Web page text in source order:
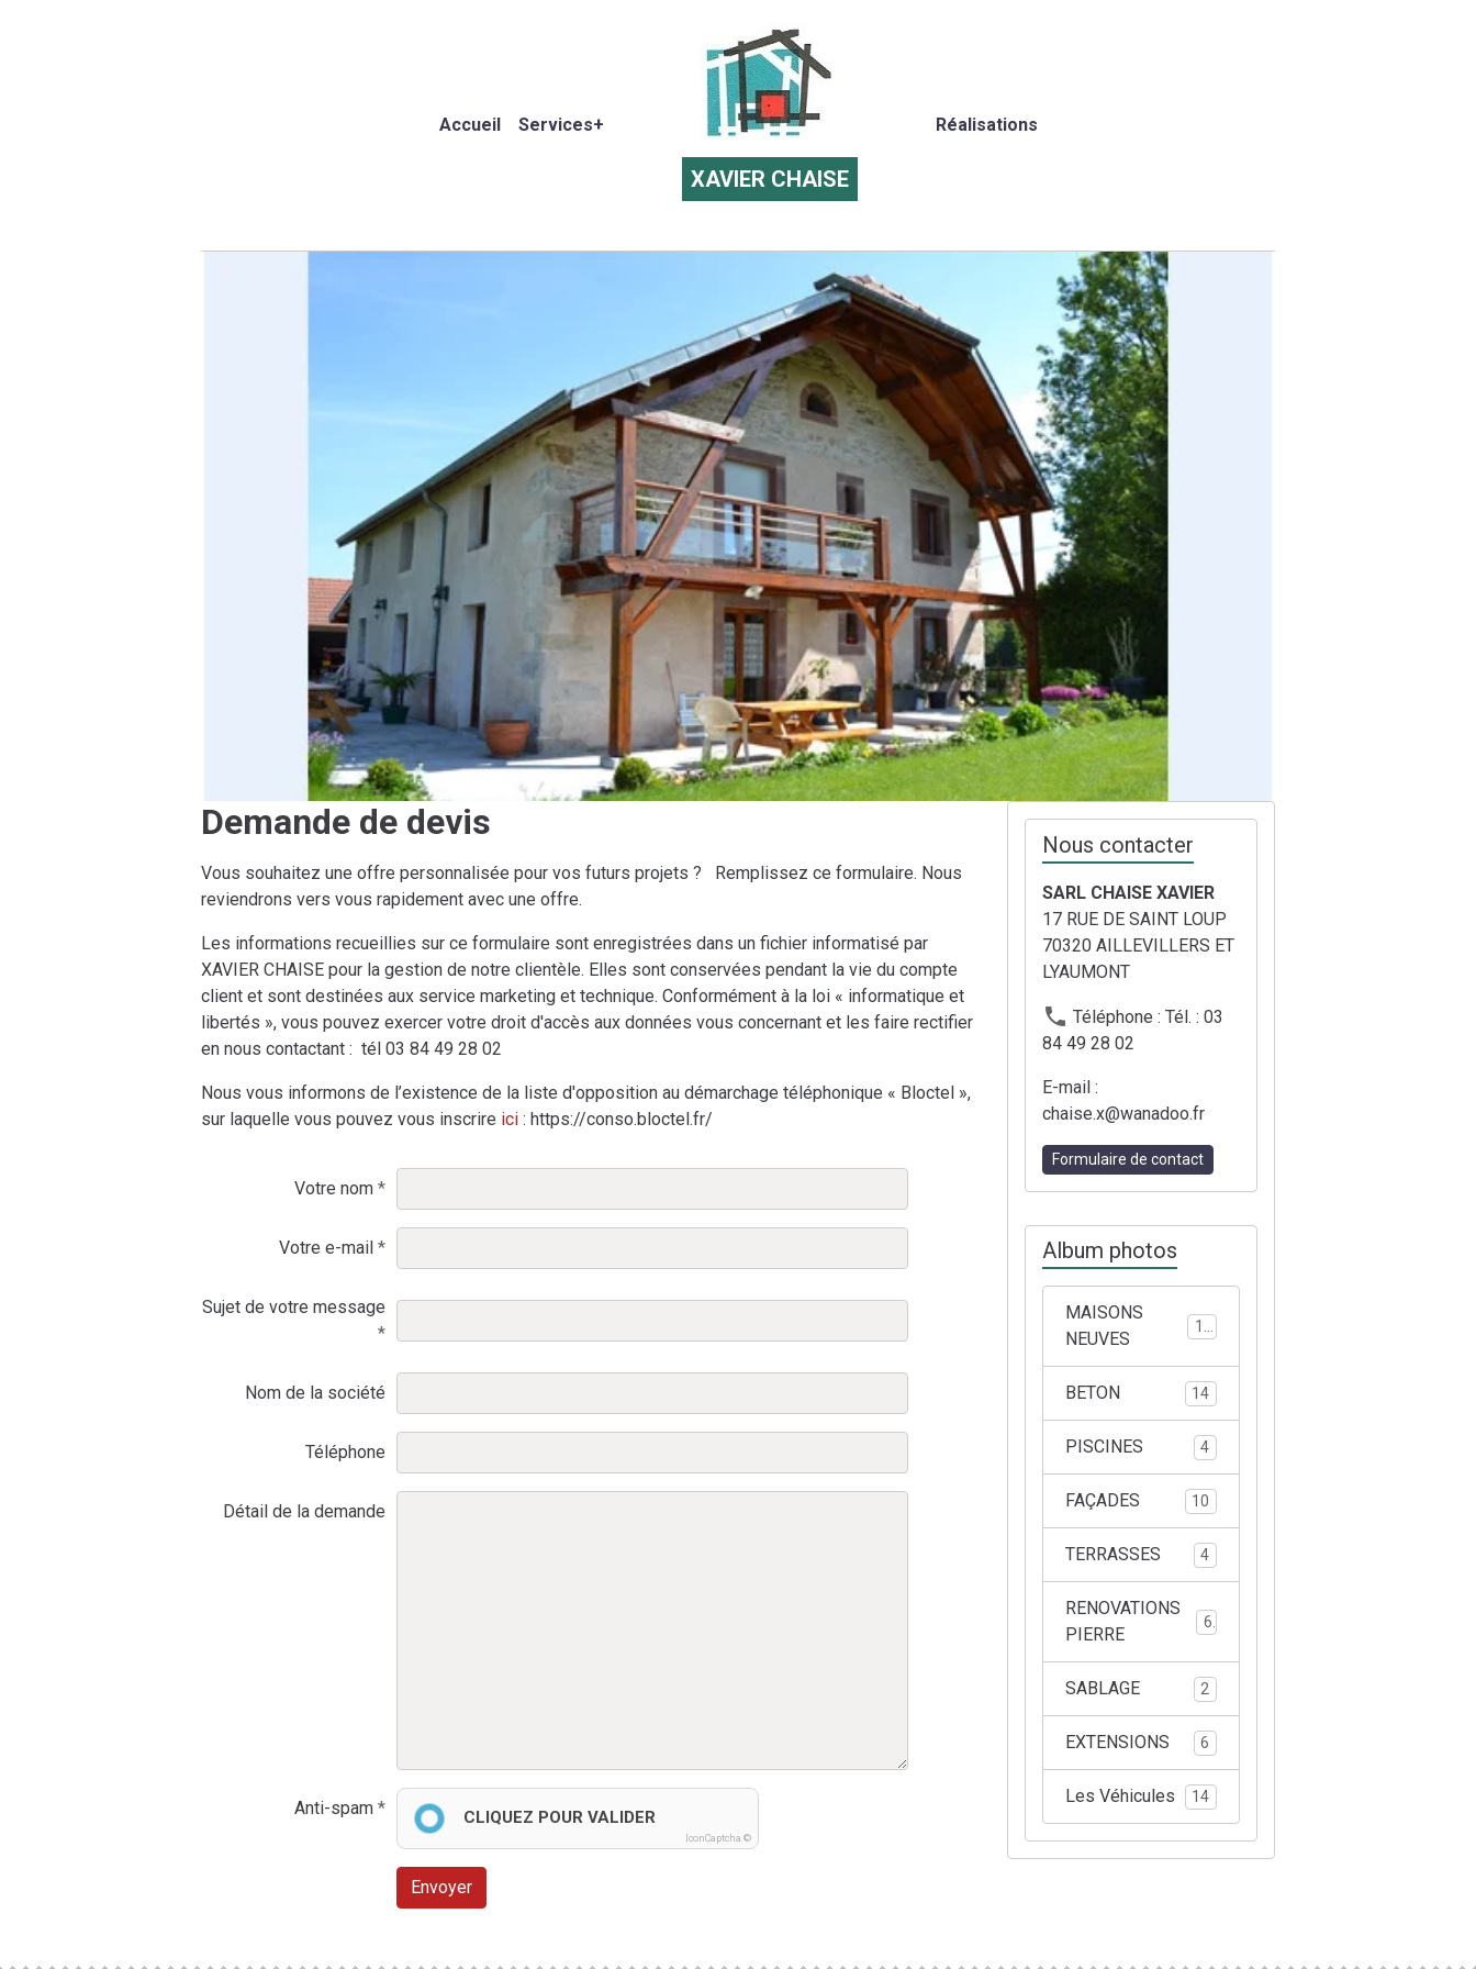
Accueil Services+
XAVIER CHAISE
Réalisations
Demande de devis
Vous souhaitez une offre personnalisée pour vos futurs projets ? Remplissez ce formulaire. Nous
reviendrons vers vous rapidement avec une offre.
Les informations recueillies sur ce formulaire sont enregistrées dans un fichier informatisé par
XAVIER CHAISE pour la gestion de notre clientèle. Elles sont conservées pendant la vie du compte
client et sont destinées aux service marketing et technique. Conformément à la loi « informatique et
libertés », vous pouvez exercer votre droit d'accès aux données vous concernant et les faire rectifier
en nous contactant : tél 03 84 49 28 02
Nous vous informons de l’existence de la liste d'opposition au démarchage téléphonique « Bloctel »,
sur laquelle vous pouvez vous inscrire ici : https://conso.bloctel.fr/
Votre nom
Votre e-mail
Sujet de votre message
Nom de la société
Téléphone
Détail de la demande
Anti-spam CLIQUEZ POUR VALIDER
IconCaptcha ©
Envoyer
Nous contacter
SARL CHAISE XAVIER
17 RUE DE SAINT LOUP
70320 AILLEVILLERS ET
LYAUMONT
Téléphone : Tél. : 03
84 49 28 02
E-mail :
chaise.x@wanadoo.fr
Formulaire de contact
Album photos
MAISONS
NEUVES
BETON 14
PISCINES 4
FAÇADES 10
TERRASSES 4
RENOVATIONS
PIERRE
SABLAGE 2
EXTENSIONS 6
Les Véhicules 14